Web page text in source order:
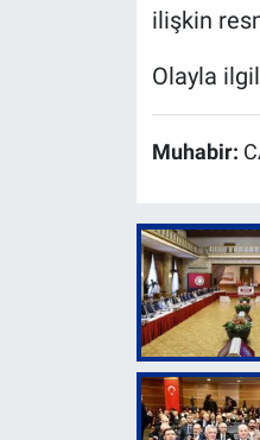
ilişkin
Olayla
Muhabir: